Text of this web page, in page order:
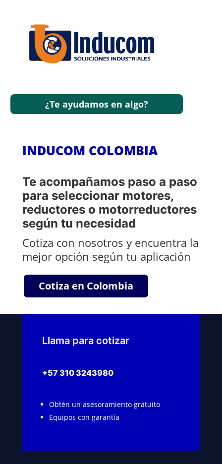
¿Te ayudamos en algo?
INDUCOM COLOMBIA
Te acompañamos paso a paso
para seleccionar motores,
reductores o motorreductores
según tu necesidad
Cotiza con nosotros y encuentra la
mejor opción según tu aplicación
Cotiza en Colombia
Llama para cotizar
+57 310 3243980
Obtén un asesoramiento gratuito
Equipos con garantía